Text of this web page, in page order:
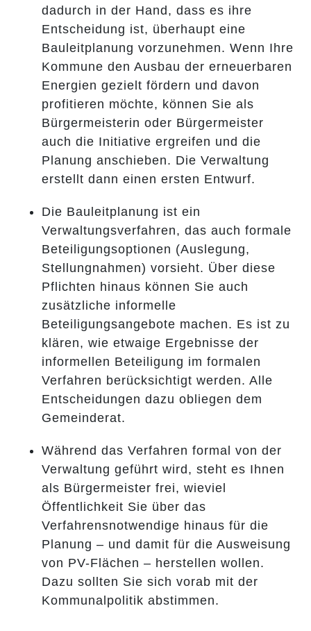
dadurch in der Hand, dass es ihre
Entscheidung ist, überhaupt eine
Bauleitplanung vorzunehmen. Wenn Ihre
Kommune den Ausbau der erneuerbaren
Energien gezielt fördern und davon
profitieren möchte, können Sie als
Bürgermeisterin oder Bürgermeister
auch die Initiative ergreifen und die
Planung anschieben. Die Verwaltung
erstellt dann einen ersten Entwurf.
Die Bauleitplanung ist ein
Verwaltungsverfahren, das auch formale
Beteiligungsoptionen (Auslegung,
Stellungnahmen) vorsieht. Über diese
Pflichten hinaus können Sie auch
zusätzliche informelle
Beteiligungsangebote machen. Es ist zu
klären, wie etwaige Ergebnisse der
informellen Beteiligung im formalen
Verfahren berücksichtigt werden. Alle
Entscheidungen dazu obliegen dem
Gemeinderat.
Während das Verfahren formal von der
Verwaltung geführt wird, steht es Ihnen
als Bürgermeister frei, wieviel
Öffentlichkeit Sie über das
Verfahrensnotwendige hinaus für die
Planung – und damit für die Ausweisung
von PV-Flächen – herstellen wollen.
Dazu sollten Sie sich vorab mit der
Kommunalpolitik abstimmen.